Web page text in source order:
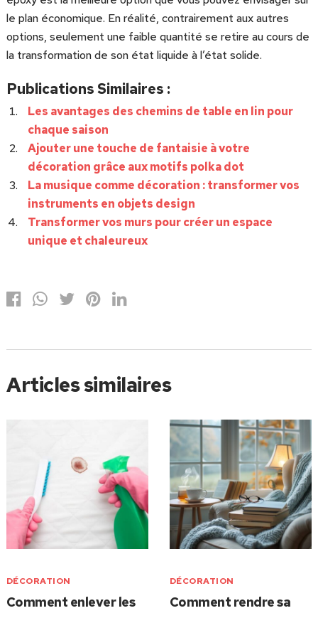
le plan économique. En réalité, contrairement aux autres
options, seulement une faible quantité se retire au cours de
la transformation de son état liquide à l’état solide.
Publications Similaires :
Les avantages des chemins de table en lin pour
chaque saison
Ajouter une touche de fantaisie à votre
décoration grâce aux motifs polka dot
La musique comme décoration : transformer vos
instruments en objets design
Transformer vos murs pour créer un espace
unique et chaleureux
Articles similaires
DÉCORATION
Comment enlever les
DÉCORATION
Comment rendre sa